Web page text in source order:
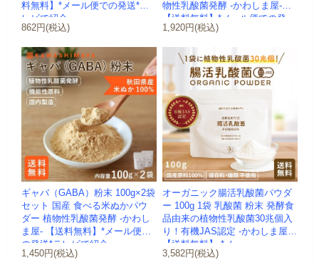
料無料】*メール便での発送*テ
レビで紹介
862円(税込)
物性乳酸菌発酵 -かわしま屋-
【送料無料】*メール便での発
送...
1,920円(税込)
ギャバ（GABA）粉末 100g×2袋
セット 国産 食べる米ぬかパウ
ダー 植物性乳酸菌発酵 -かわし
ま屋- 【送料無料】*メール便で
の発送*テレビで紹介
1,450円(税込)
オーガニック腸活乳酸菌パウダ
ー 100g 1袋 乳酸菌 粉末 発酵食
品由来の植物性乳酸菌30兆個入
り！有機JAS認定 -かわしま屋-
【送料無料】 *メ...
3,582円(税込)